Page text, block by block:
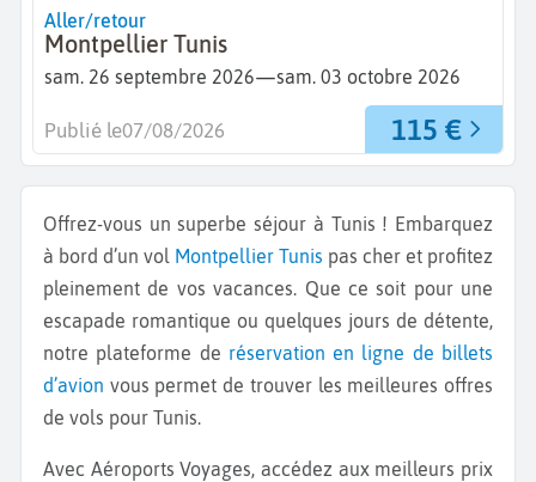
Aller/retour
Montpellier Tunis
sam. 26 septembre 2026—sam. 03 octobre 2026
115 €
Publié le07/08/2026
Offrez-vous un superbe séjour à Tunis ! Embarquez
à bord d’un vol Montpellier Tunis pas cher et profitez
pleinement de vos vacances. Que ce soit pour une
escapade romantique ou quelques jours de détente,
notre plateforme de réservation en ligne de billets
d’avion vous permet de trouver les meilleures offres
de vols pour Tunis.
Avec Aéroports Voyages, accédez aux meilleurs prix